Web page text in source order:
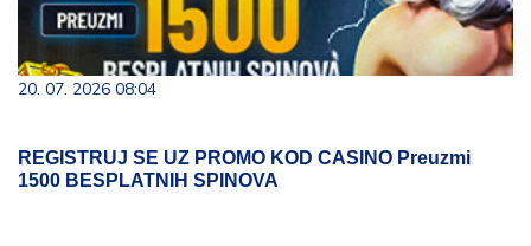
20. 07. 2026 08:04
REGISTRUJ SE UZ PROMO KOD CASINO Preuzmi
1500 BESPLATNIH SPINOVA